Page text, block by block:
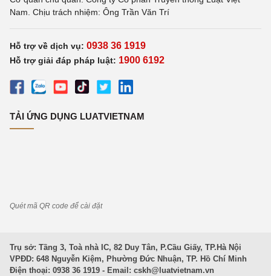
Nam. Chịu trách nhiệm: Ông Trần Văn Trí
Hỗ trợ về dịch vụ: 0938 36 1919
Hỗ trợ giải đáp pháp luật: 1900 6192
TẢI ỨNG DỤNG LUATVIETNAM
Quét mã QR code để cài đặt
Trụ sở: Tầng 3, Toà nhà IC, 82 Duy Tân, P.Cầu Giấy, TP.Hà Nội
VPĐD: 648 Nguyễn Kiệm, Phường Đức Nhuận, TP. Hồ Chí Minh
Điện thoại: 0938 36 1919 - Email: cskh@luatvietnam.vn